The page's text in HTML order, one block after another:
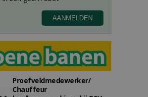
Proefveldmedewerker/
Chauffeur